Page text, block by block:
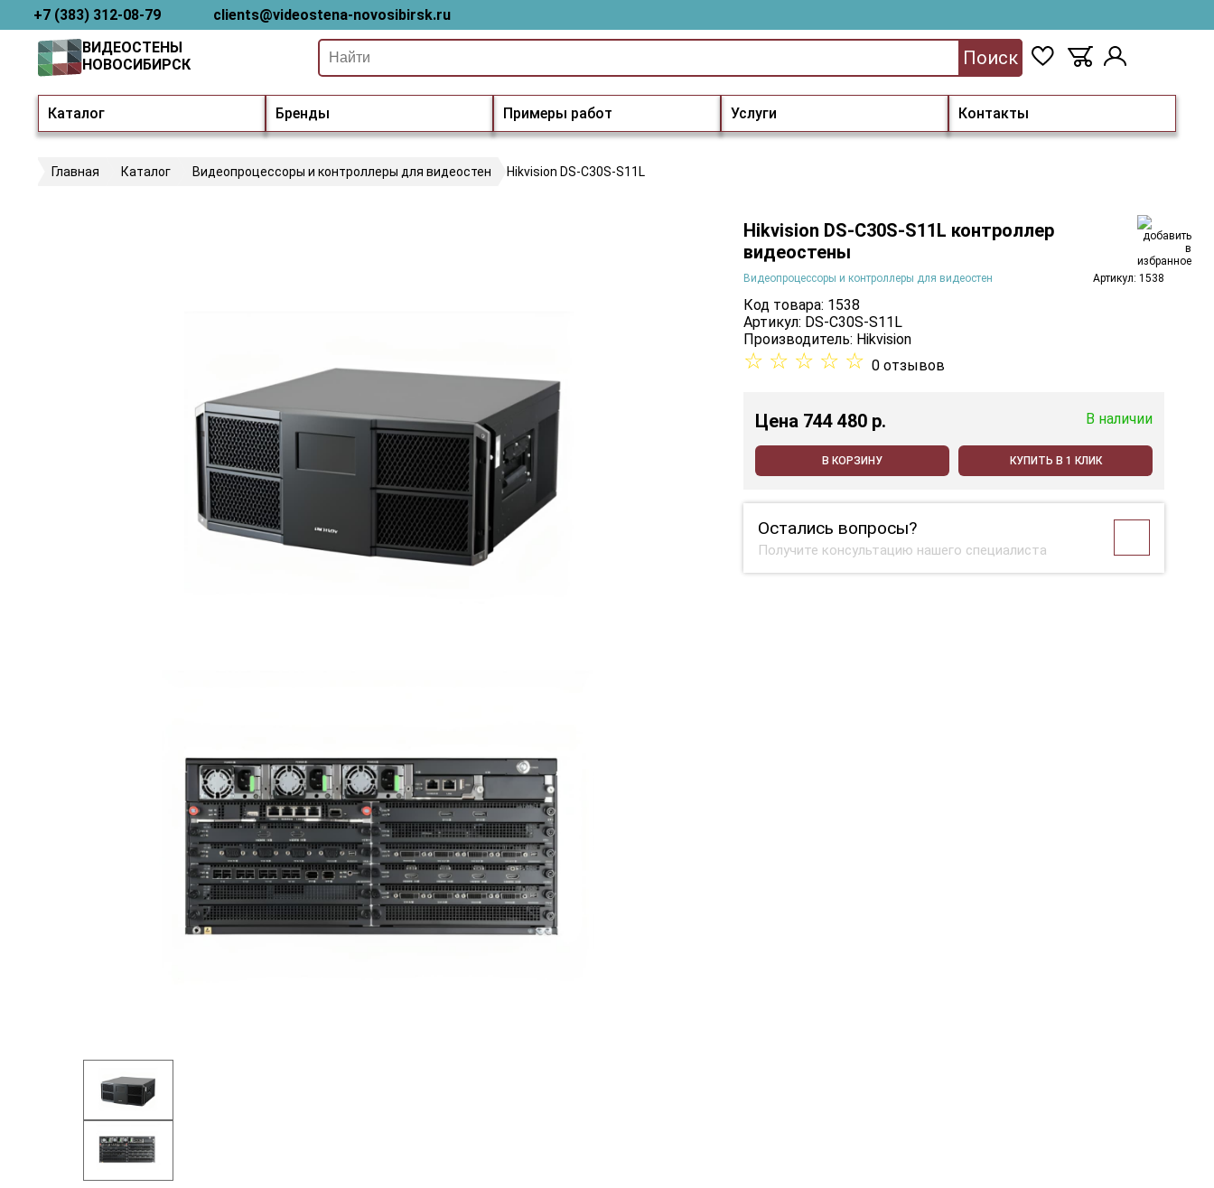
+7 (383) 312-08-79 clients@videostena-novosibirsk.ru
Каталог Бренды Примеры работ Услуги Контакты
ВИДЕОСТЕНЫ
НОВОСИБИРСК
Поиск
Главная Каталог Видеопроцессоры и контроллеры для видеостен Hikvision DS-C30S-S11L
Hikvision DS-C30S-S11L контроллер
видеостены
Видеопроцессоры и контроллеры для видеостен Артикул: 1538
Код товара: 1538
Артикул: DS-C30S-S11L
Производитель: Hikvision
☆ ☆ ☆ ☆ ☆ 0 отзывов
Цена 744 480 p. В наличии
В КОРЗИНУ КУПИТЬ В 1 КЛИК
Остались вопросы?
Получите консультацию нашего специалиста